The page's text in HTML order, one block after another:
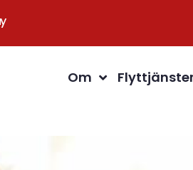
Om